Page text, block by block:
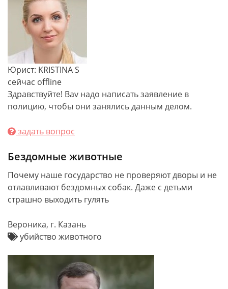
Юрист: KRISTINA S
сейчас offline
Здравствуйте! Ваv надо написать заявление в
полицию, чтобы они занялись данным делом.
задать вопрос
Бездомные животные
Почему наше государство не проверяют дворы и не
отлавливают бездомных собак. Даже с детьми
страшно выходить гулять
Вероника, г. Казань
убийство животного